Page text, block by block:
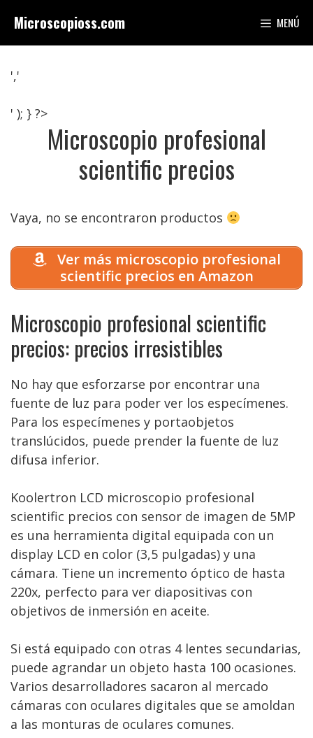
contenido
Microscopioss.com MENÚ
','
' ); } ?>
Microscopio profesional
scientific precios
Vaya, no se encontraron productos
Ver más microscopio profesional
scientific precios en Amazon
Microscopio profesional scientific
precios: precios irresistibles
No hay que esforzarse por encontrar una
fuente de luz para poder ver los especímenes.
Para los especímenes y portaobjetos
translúcidos, puede prender la fuente de luz
difusa inferior.
Koolertron LCD microscopio profesional
scientific precios con sensor de imagen de 5MP
es una herramienta digital equipada con un
display LCD en color (3,5 pulgadas) y una
cámara. Tiene un incremento óptico de hasta
220x, perfecto para ver diapositivas con
objetivos de inmersión en aceite.
Si está equipado con otras 4 lentes secundarias,
puede agrandar un objeto hasta 100 ocasiones.
Varios desarrolladores sacaron al mercado
cámaras con oculares digitales que se amoldan
a las monturas de oculares comunes.